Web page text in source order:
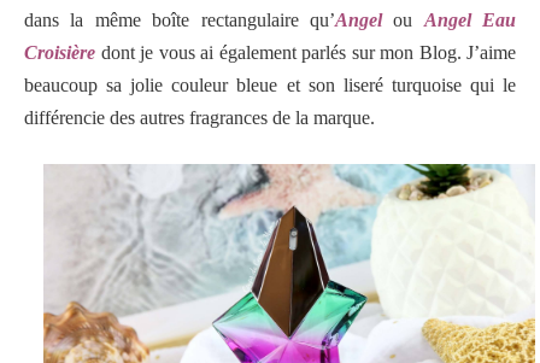
dans la même boîte rectangulaire qu’Angelou Angel Eau
Croisière dont je vous ai également parlés sur mon Blog. J’aime
beaucoup sa jolie couleur bleue et son liseré turquoise qui le
différencie des autres fragrances de la marque.